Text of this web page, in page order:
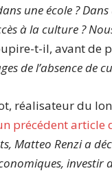
une école ?
à la culture ?
t-il, avant de
de l’absence de
réalisateur du
précédent article
Matteo Renzi a